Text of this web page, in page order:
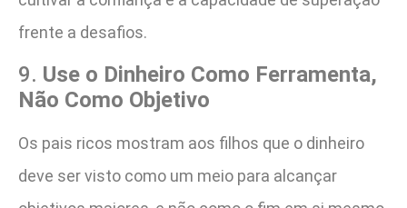
frente a desafios​.
9. Use o Dinheiro Como Ferramenta,
Não Como Objetivo
Os pais ricos mostram aos filhos que o dinheiro
deve ser visto como um meio para alcançar